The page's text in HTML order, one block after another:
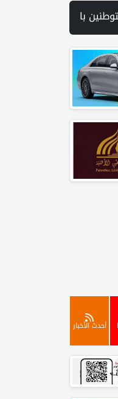
غزة: 4 شهداء ومصاب خلال 24 ساعة وارتفاع الحصيلة الإجمالية
أحدث الأخبار